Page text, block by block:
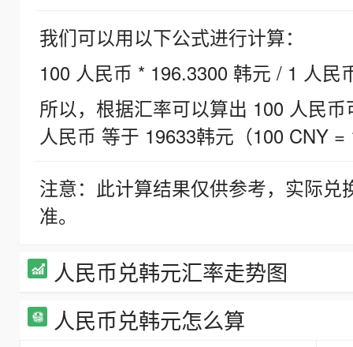
我们可以用以下公式进行计算：
100 人民币 * 196.3300 韩元 / 1 人民
所以，根据汇率可以算出 100 人民
人民币 等于 19633韩元（100 CNY =
注意：此计算结果仅供参考，实际
准。
人民币兑韩元汇率走势图
人民币兑韩元怎么算